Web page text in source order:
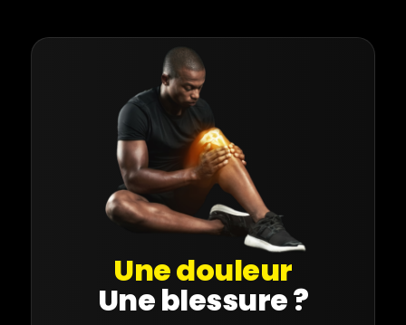
Une douleur
Une blessure ?